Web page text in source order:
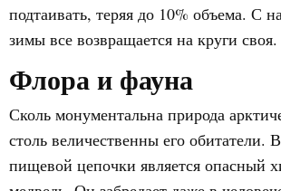
подтаивать, теряя до 10% объема. С
зимы все возвращается на круги своя.
Флора и фауна
Сколь монументальна природа
столь величественны его обитатели.
пищевой цепочки является опасный